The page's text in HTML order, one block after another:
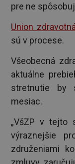
pre ne
Union
sú v procese.
Všeobecná
aktuálne
stretnutie by
mesiac.
„VšZP v tejto
výraznejšie
združeniami